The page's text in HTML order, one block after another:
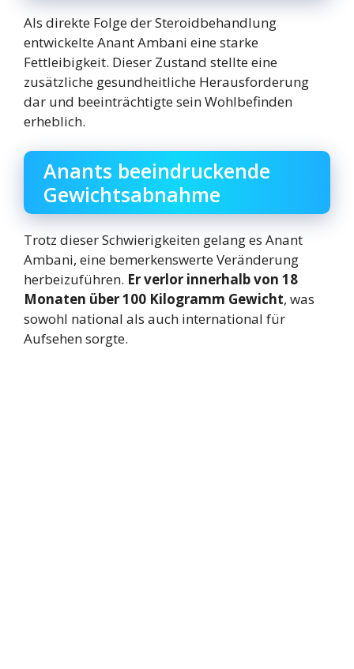
Als direkte Folge der Steroidbehandlung
entwickelte Anant Ambani eine starke
Fettleibigkeit. Dieser Zustand stellte eine
zusätzliche gesundheitliche Herausforderung
dar und beeinträchtigte sein Wohlbefinden
erheblich.
Anants beeindruckende
Gewichtsabnahme
Trotz dieser Schwierigkeiten gelang es Anant
Ambani, eine bemerkenswerte Veränderung
herbeizuführen. Er verlor innerhalb von 18
Monaten über 100 Kilogramm Gewicht, was
sowohl national als auch international für
Aufsehen sorgte.